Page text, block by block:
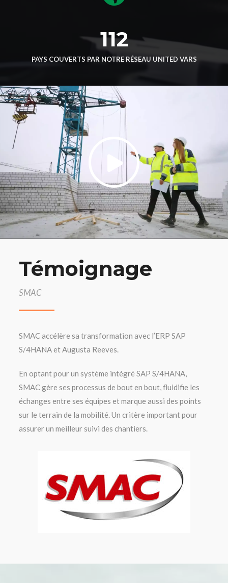
112
PAYS COUVERTS PAR NOTRE RÉSEAU UNITED VARS
Témoignage
SMAC
SMAC accélère sa transformation avec l’ERP SAP
S/4HANA et Augusta Reeves.
En optant pour un système intégré SAP S/4HANA,
SMAC gère ses processus de bout en bout, fluidifie les
échanges entre ses équipes et marque aussi des points
sur le terrain de la mobilité. Un critère important pour
assurer un meilleur suivi des chantiers.